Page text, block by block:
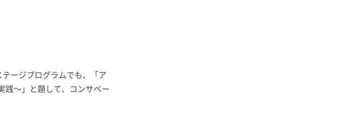
ージプログラムでも、「ア
践〜」と題して、コンサベー